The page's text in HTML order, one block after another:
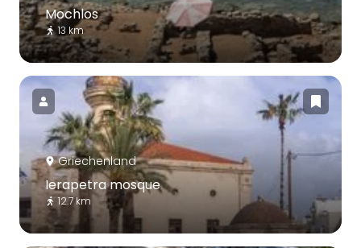
Mochlos
13 km
Griechenland
Ierapetra mosque
12.7 km